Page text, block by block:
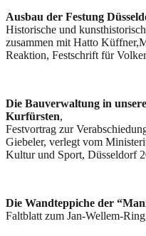
Ausbau der Festung
Historische und
zusammen mit Hatto
Reaktion, Festschrift für
Die Bauverwaltung in
Kurfürsten,
Festvortrag zur
Giebeler, verlegt vom
Kultur und Sport, Düsseldorf
Die Wandteppiche der
Faltblatt zum Jan-Wellem-